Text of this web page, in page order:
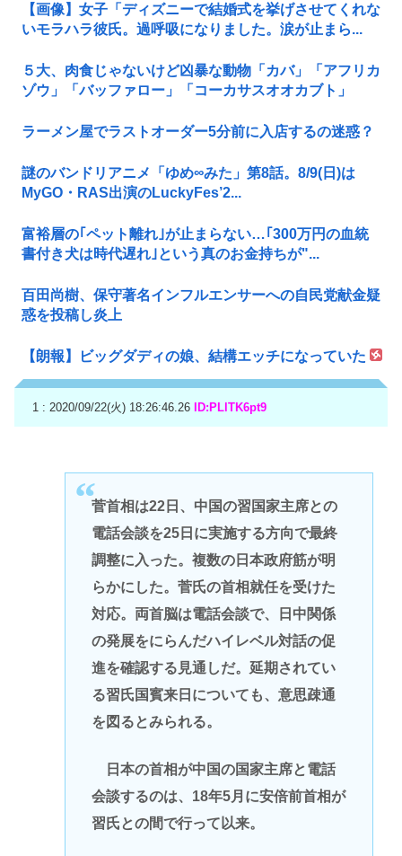
【画像】女子「ディズニーで結婚式を挙げさせてくれな
いモラハラ彼氏。過呼吸になりました。涙が止まら...
５大、肉食じゃないけど凶暴な動物「カバ」「アフリカ
ゾウ」「バッファロー」「コーカサスオオカブト」
ラーメン屋でラストオーダー5分前に入店するの迷惑？
謎のバンドリアニメ「ゆめ∞みた」第8話。8/9(日)は
MyGO・RAS出演のLuckyFes’2...
富裕層の｢ペット離れ｣が止まらない…｢300万円の血統
書付き犬は時代遅れ｣という真のお金持ちが"...
百田尚樹、保守著名インフルエンサーへの自民党献金疑
惑を投稿し炎上
【朗報】ビッグダディの娘、結構エッチになっていた
1 : 2020/09/22(火) 18:26:46.26 ID:PLlTK6pt9
菅首相は22日、中国の習国家主席との
電話会談を25日に実施する方向で最終
調整に入った。複数の日本政府筋が明
らかにした。菅氏の首相就任を受けた
対応。両首脳は電話会談で、日中関係
の発展をにらんだハイレベル対話の促
進を確認する見通しだ。延期されてい
る習氏国賓来日についても、意思疎通
を図るとみられる。
日本の首相が中国の国家主席と電話
会談するのは、18年5月に安倍前首相が
習氏との間で行って以来。